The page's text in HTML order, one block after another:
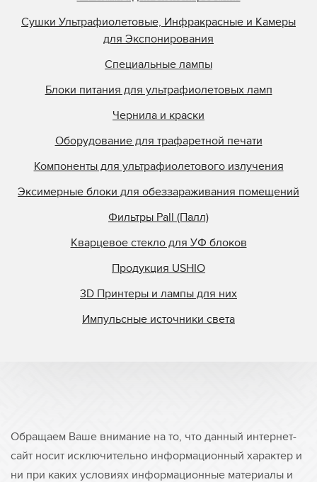
Сушки Ультрафиолетовые, Инфракрасные и Камеры
для Экспонирования
Специальные лампы
Блоки питания для ультрафиолетовых ламп
Чернила и краски
Оборудование для трафаретной печати
Компоненты для ультрафиолетового излучения
Эксимерные блоки для обеззараживания помещений
Фильтры Pall (Палл)
Кварцевое стекло для УФ блоков
Продукция USHIO
3D Принтеры и лампы для них
Импульсные источники света
Обращаем Ваше внимание на то, что данный интернет-
сайт носит исключительно информационный характер и
ни при каких условиях информационные материалы и